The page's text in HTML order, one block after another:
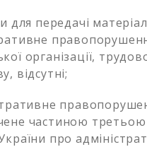
для передачі
організації,
відсутні;
частиною третьою
про